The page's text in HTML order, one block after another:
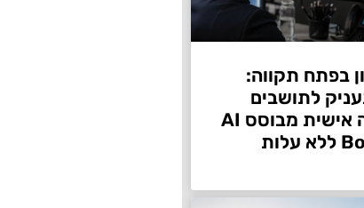
בפתח תקווה:
לתושבים
שירות אבטחה אישית מבוסס AI